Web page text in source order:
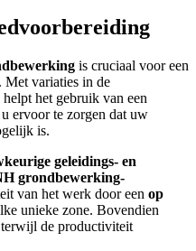
is cruciaal voor een
Met variaties in de
het gebruik van een
u ervoor te zorgen dat uw
is.
geleidings- en
grondbewerking-
van het werk door een op
unieke zone. Bovendien
de productiviteit